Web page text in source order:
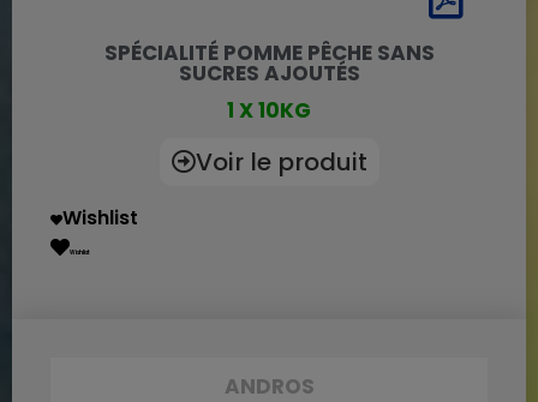
SPÉCIALITÉ POMME PÊCHE SANS
SUCRES AJOUTÉS
1 X 10KG
Voir le produit
Wishlist
Wishlist
ANDROS